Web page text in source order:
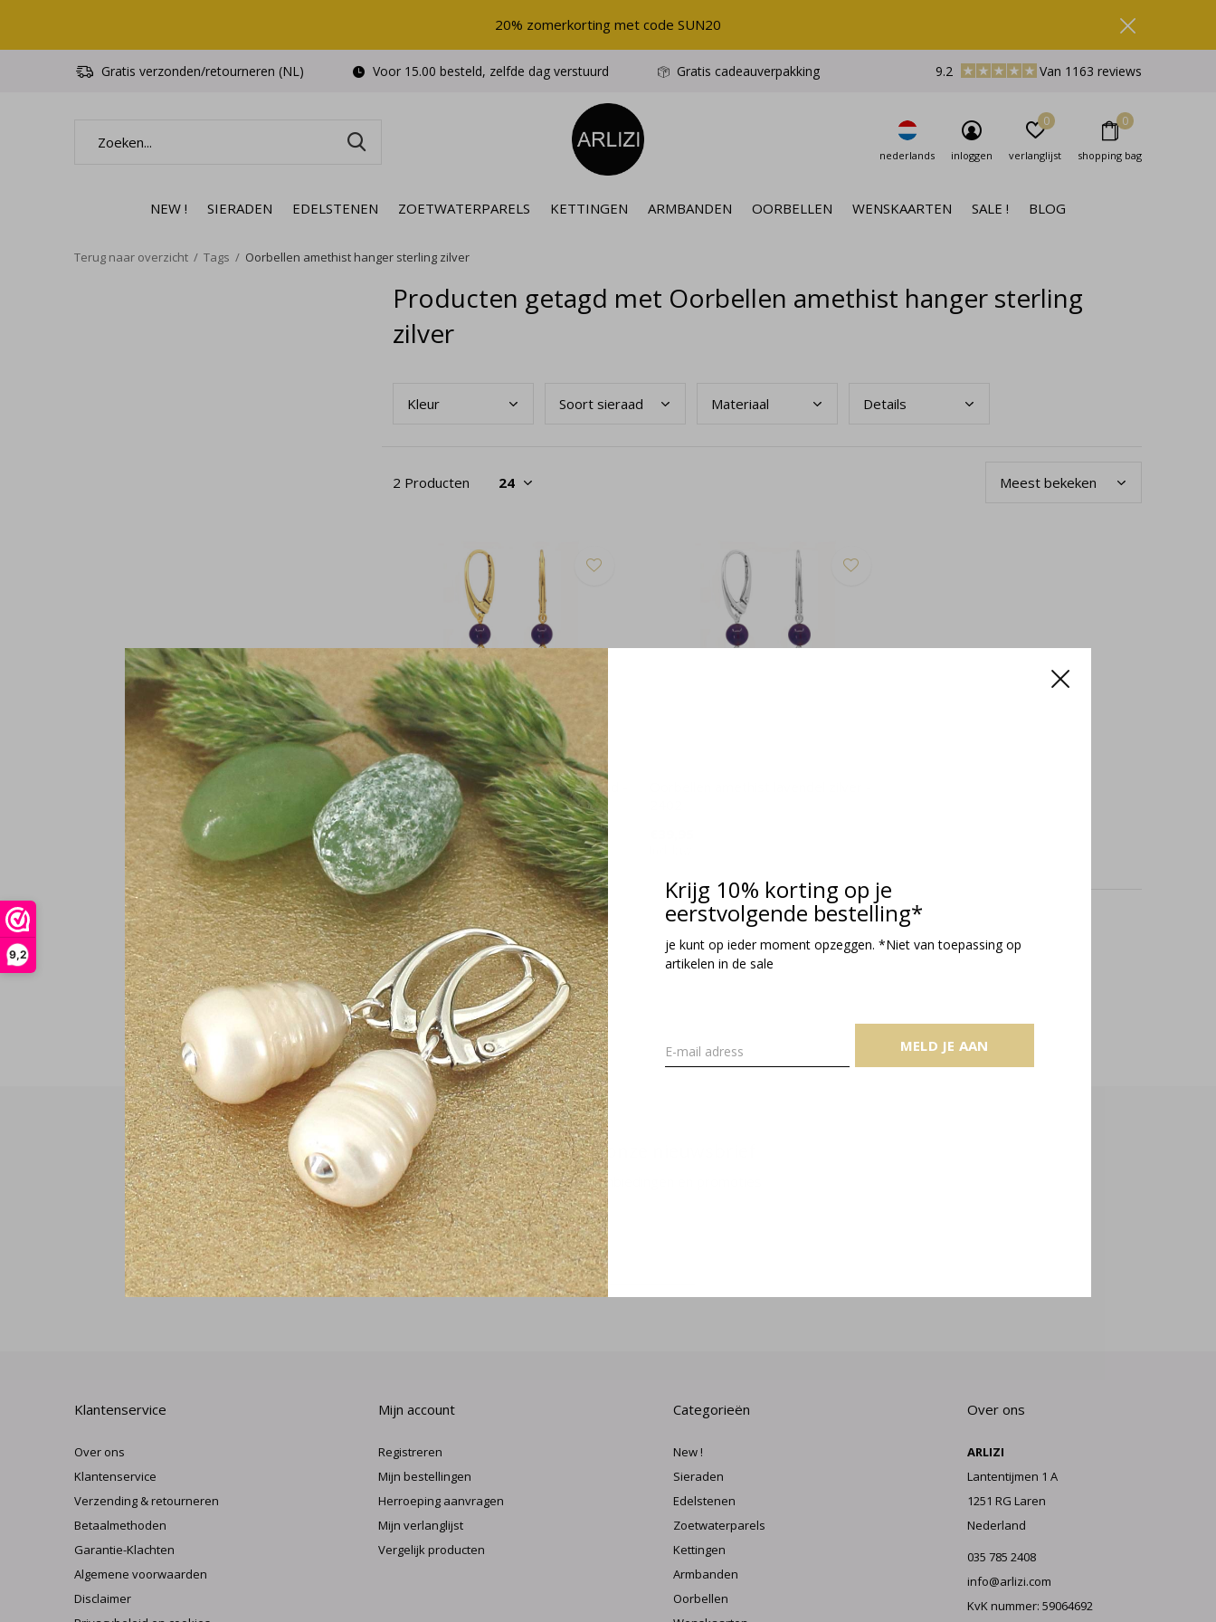
9,2
Krijg 10% korting op je
eerstvolgende bestelling*
je kunt op ieder moment opzeggen. *Niet van toepassing op
artikelen in de sale
MELD JE AAN
NEW ! SIERADEN EDELSTENEN ZOETWATERPARELS KETTINGEN ARMBANDEN OORBELLEN WENSKAARTEN SALE ! BLOG
nederlands inloggen verlanglijst
0
shopping bag
0
Gratis verzonden/retourneren (NL) Voor 15.00 besteld, zelfde dag verstuurd Gratis cadeauverpakking 9.2 Van 1163 reviews
20% zomerkorting met code SUN20
Terug naar overzicht Tags Oorbellen amethist hanger sterling zilver
Producten getagd met Oorbellen amethist hanger sterling
zilver
Kleur Soort sieraad Materiaal Details
2 Producten
Oorbellen amethist lavendel verguld -
2404
€44,95
Incl. btw
Seen 2 of the 2 products
Meld je aan voor onze nieuwsbrief
Ontvang de nieuwste aanbiedingen en promoties
Klantenservice
Over ons
Klantenservice
Verzending & retourneren
Betaalmethoden
Garantie-Klachten
Algemene voorwaarden
Disclaimer
Mijn account
Registreren
Mijn bestellingen
Herroeping aanvragen
Mijn verlanglijst
Vergelijk producten
Categorieën
New !
Sieraden
Edelstenen
Zoetwaterparels
Kettingen
Armbanden
Oorbellen
Over ons
ARLIZI
Lantentijmen 1 A
1251 RG Laren
Nederland
035 785 2408
info@arlizi.com
KvK nummer: 59064692